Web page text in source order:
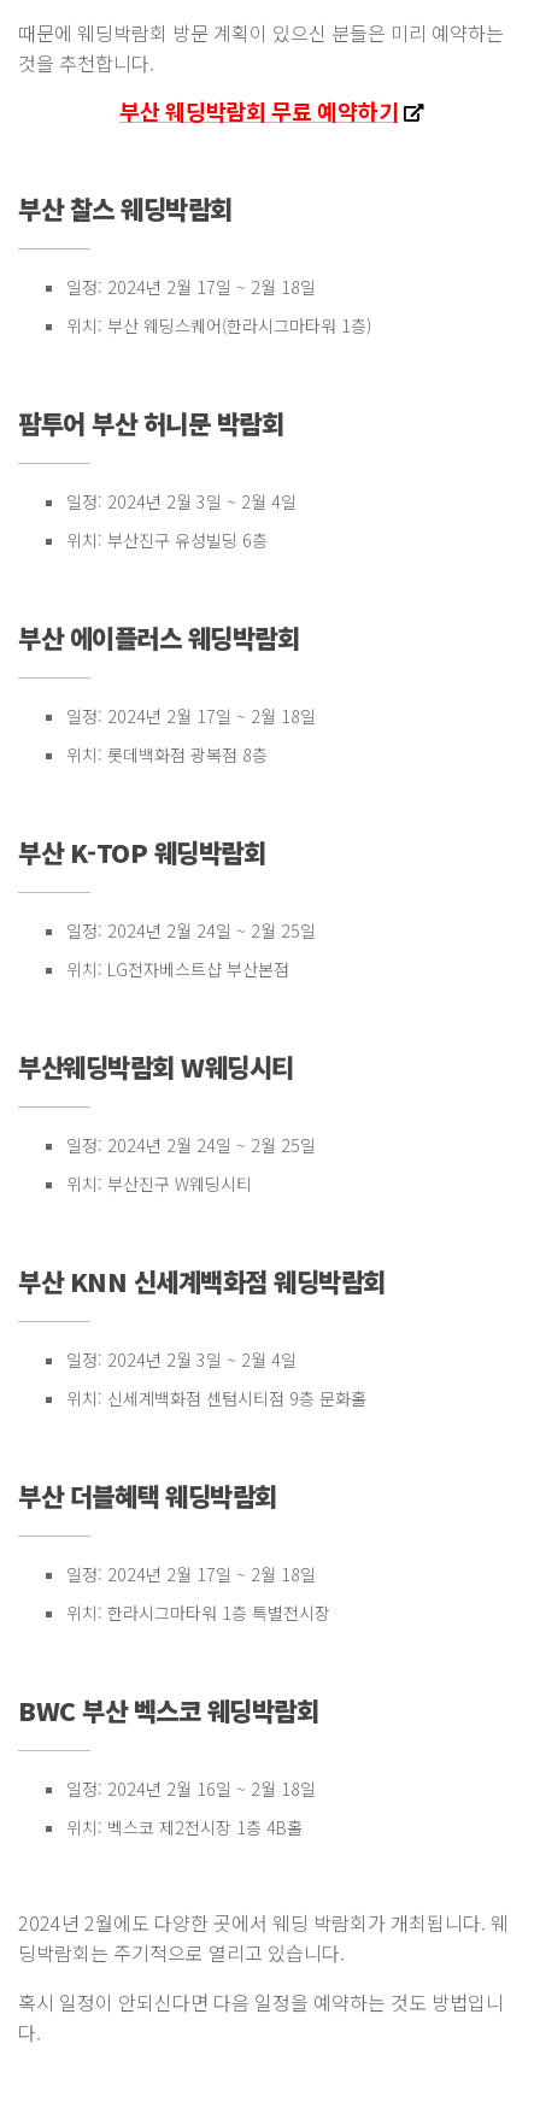
때문에 웨딩박람회 방문 계획이 있으신 분들은 미리 예약하는
것을 추천합니다.
부산 웨딩박람회 무료 예약하기
부산 찰스 웨딩박람회
일정: 2024년 2월 17일 ~ 2월 18일
위치: 부산 웨딩스퀘어(한라시그마타워 1층)
팜투어 부산 허니문 박람회
일정: 2024년 2월 3일 ~ 2월 4일
위치: 부산진구 유성빌딩 6층
부산 에이플러스 웨딩박람회
일정: 2024년 2월 17일 ~ 2월 18일
위치: 롯데백화점 광복점 8층
부산 K-TOP 웨딩박람회
일정: 2024년 2월 24일 ~ 2월 25일
위치: LG전자베스트샵 부산본점
부산웨딩박람회 W웨딩시티
일정: 2024년 2월 24일 ~ 2월 25일
위치: 부산진구 W웨딩시티
부산 KNN 신세계백화점 웨딩박람회
일정: 2024년 2월 3일 ~ 2월 4일
위치: 신세계백화점 센텀시티점 9층 문화홀
부산 더블혜택 웨딩박람회
일정: 2024년 2월 17일 ~ 2월 18일
위치: 한라시그마타워 1층 특별전시장
BWC 부산 벡스코 웨딩박람회
일정: 2024년 2월 16일 ~ 2월 18일
위치: 벡스코 제2전시장 1층 4B홀
2024년 2월에도 다양한 곳에서 웨딩 박람회가 개최됩니다. 웨
딩박람회는 주기적으로 열리고 있습니다.
혹시 일정이 안되신다면 다음 일정을 예약하는 것도 방법입니
다.